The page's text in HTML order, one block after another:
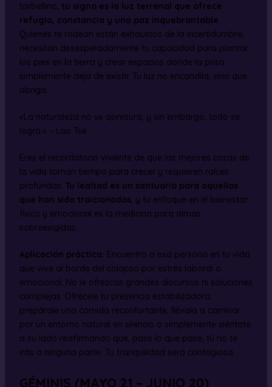
torbellino, tu signo es la luz terrenal que ofrece
refugio, constancia y una paz inquebrantable.
Quienes te rodean están exhaustos de la incertidumbre;
necesitan desesperadamente tu capacidad para plantar
los pies en la tierra y crear espacios donde la prisa
simplemente deja de existir. Tu luz no encandila, sino que
abriga.
«La naturaleza no se apresura, y sin embargo, todo se
logra.» – Lao Tsé
Eres el recordatorio viviente de que las mejores cosas de
la vida toman tiempo para crecer y requieren raíces
profundas. Tu lealtad es un santuario para aquellos
que han sido traicionados, y tu enfoque en el bienestar
físico y emocional es la medicina para almas
sobreexigidas.
Aplicación práctica: Encuentra a esa persona en tu vida
que vive al borde del colapso por estrés laboral o
emocional. No le ofrezcas grandes discursos ni soluciones
complejas. Ofrécele tu presencia estabilizadora:
prepárale una comida reconfortante, llévala a caminar
por un entorno natural en silencio o simplemente siéntate
a su lado reafirmando que, pase lo que pase, tú no te
irás a ninguna parte. Tu tranquilidad será contagiosa.
GÉMINIS (MAYO 21 – JUNIO 20)